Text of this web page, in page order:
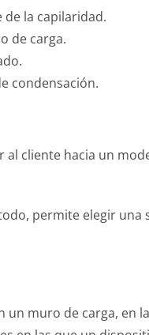
la capilaridad.
de carga.
condensación.
cliente hacia un
permite elegir
muro de carga, en